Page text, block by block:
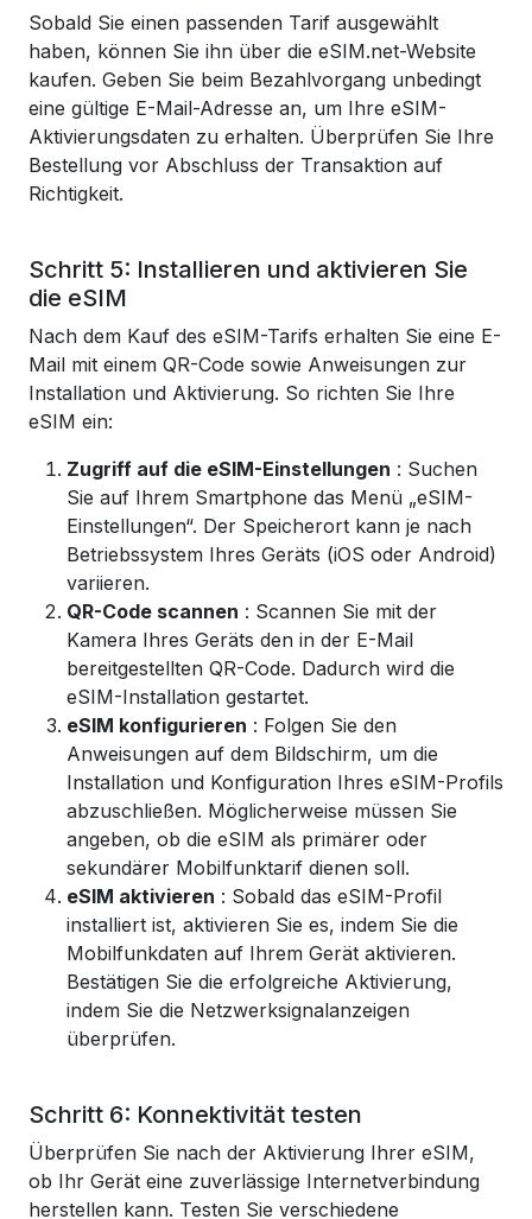
Sobald Sie einen passenden Tarif ausgewählt
haben, können Sie ihn über die eSIM.net-Website
kaufen. Geben Sie beim Bezahlvorgang unbedingt
eine gültige E-Mail-Adresse an, um Ihre eSIM-
Aktivierungsdaten zu erhalten. Überprüfen Sie Ihre
Bestellung vor Abschluss der Transaktion auf
Richtigkeit.
Schritt 5: Installieren und aktivieren Sie
die eSIM
Nach dem Kauf des eSIM-Tarifs erhalten Sie eine E-
Mail mit einem QR-Code sowie Anweisungen zur
Installation und Aktivierung. So richten Sie Ihre
eSIM ein:
Zugriff auf die eSIM-Einstellungen : Suchen
Sie auf Ihrem Smartphone das Menü „eSIM-
Einstellungen“. Der Speicherort kann je nach
Betriebssystem Ihres Geräts (iOS oder Android)
variieren.
QR-Code scannen : Scannen Sie mit der
Kamera Ihres Geräts den in der E-Mail
bereitgestellten QR-Code. Dadurch wird die
eSIM-Installation gestartet.
eSIM konfigurieren : Folgen Sie den
Anweisungen auf dem Bildschirm, um die
Installation und Konfiguration Ihres eSIM-Profils
abzuschließen. Möglicherweise müssen Sie
angeben, ob die eSIM als primärer oder
sekundärer Mobilfunktarif dienen soll.
eSIM aktivieren : Sobald das eSIM-Profil
installiert ist, aktivieren Sie es, indem Sie die
Mobilfunkdaten auf Ihrem Gerät aktivieren.
Bestätigen Sie die erfolgreiche Aktivierung,
indem Sie die Netzwerksignalanzeigen
überprüfen.
Schritt 6: Konnektivität testen
Überprüfen Sie nach der Aktivierung Ihrer eSIM,
ob Ihr Gerät eine zuverlässige Internetverbindung
herstellen kann. Testen Sie verschiedene